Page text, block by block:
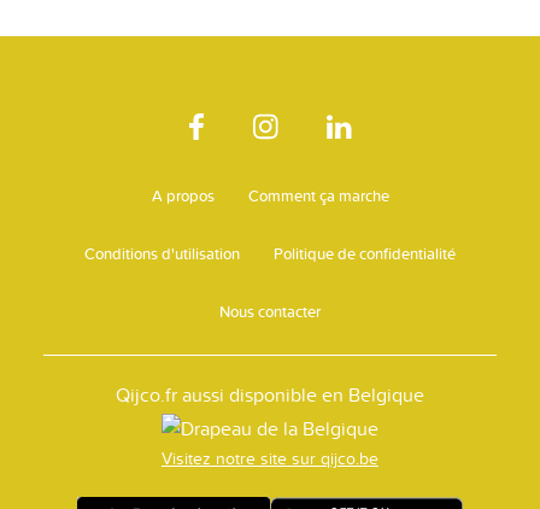
A propos Comment ça marche
Conditions d'utilisation Politique de confidentialité
Nous contacter
Qijco.fr aussi disponible en Belgique
Visitez notre site sur qijco.be